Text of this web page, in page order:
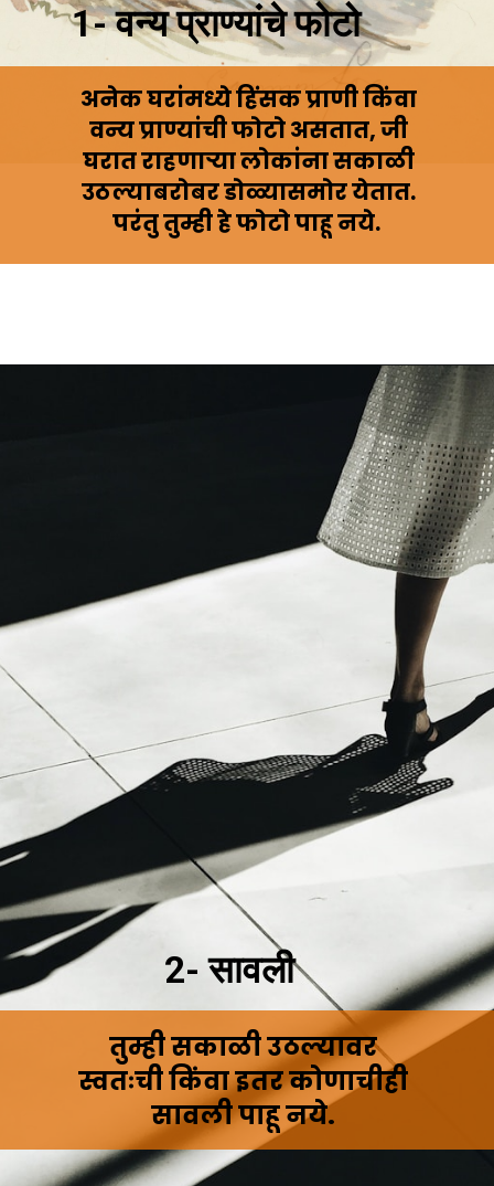
अनेक घरांमध्ये हिंसक प्राणी किंवा
वन्य प्राण्यांची फोटो असतात, जी
घरात राहणाऱ्या लोकांना सकाळी
उठल्याबरोबर डोळ्यासमोर येतात.
परंतु तुम्ही हे फोटो पाहू नये.
1- वन्य प्राण्यांचे फोटो
तुम्ही सकाळी उठल्यावर
स्वतःची किंवा इतर कोणाचीही
सावली पाहू नये.
2- सावली